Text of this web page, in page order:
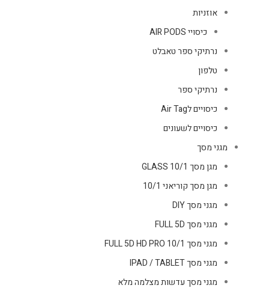
אוזניות
כיסויי AIR PODS
נרתיקי ספר טאבלט
טלפון
נרתיקי ספר
כיסויים לAir Tag
כיסויים לשעונים
מגני מסך
מגן מסך GLASS 10/1
מגן מסך קוריאני 10/1
מגני מסך DIY
מגני מסך FULL 5D
מגני מסך FULL 5D HD PRO 10/1
מגני מסך IPAD / TABLET
מגני מסך עדשות מצלמה מלא